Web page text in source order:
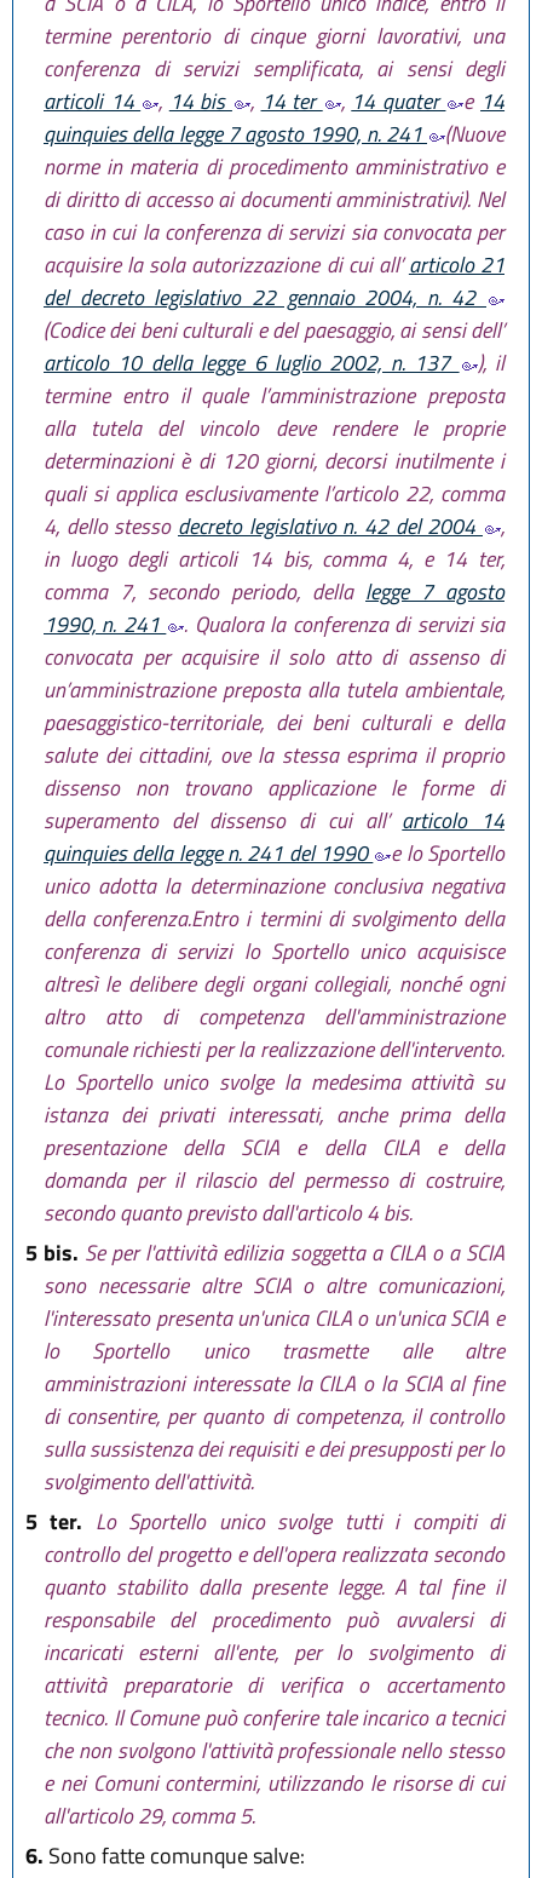
termine perentorio di cinque giorni lavorativi, una
conferenza di servizi semplificata, ai sensi degli
articoli 14
, 14 bis , 14 ter , 14 quater e 14
quinquies della legge 7 agosto 1990, n. 241
(Nuove
norme in materia di procedimento amministrativo e
di diritto di accesso ai documenti amministrativi). Nel
caso in cui la conferenza di servizi sia convocata per
acquisire la sola autorizzazione di cui all’articolo 21
del decreto legislativo 22 gennaio 2004, n. 42
(Codice dei beni culturali e del paesaggio, ai sensi dell’
articolo 10 della legge 6 luglio 2002, n. 137
), il
termine entro il quale l’amministrazione preposta
alla tutela del vincolo deve rendere le proprie
determinazioni è di 120 giorni, decorsi inutilmente i
quali si applica esclusivamente l’articolo 22, comma
4, dello stesso decreto legislativo n. 42 del 2004
,
in luogo degli articoli 14 bis, comma 4, e 14 ter,
comma 7, secondo periodo, della legge 7 agosto
1990, n. 241
. Qualora la conferenza di servizi sia
convocata per acquisire il solo atto di assenso di
un’amministrazione preposta alla tutela ambientale,
paesaggistico-territoriale, dei beni culturali e della
salute dei cittadini, ove la stessa esprima il proprio
dissenso non trovano applicazione le forme di
superamento del dissenso di cui all’ articolo 14
quinquies della legge n. 241 del 1990
e lo Sportello
unico adotta la determinazione conclusiva negativa
della conferenza.Entro i termini di svolgimento della
conferenza di servizi lo Sportello unico acquisisce
altresì le delibere degli organi collegiali, nonché ogni
altro atto di competenza dell'amministrazione
comunale richiesti per la realizzazione dell'intervento.
Lo Sportello unico svolge la medesima attività su
istanza dei privati interessati, anche prima della
presentazione della SCIA e della CILA e della
domanda per il rilascio del permesso di costruire,
secondo quanto previsto dall'articolo 4 bis.
5 bis. Se per l'attività edilizia soggetta a CILA o a SCIA
sono necessarie altre SCIA o altre comunicazioni,
l'interessato presenta un'unica CILA o un'unica SCIA e
lo Sportello unico trasmette alle altre
amministrazioni interessate la CILA o la SCIA al fine
di consentire, per quanto di competenza, il controllo
sulla sussistenza dei requisiti e dei presupposti per lo
svolgimento dell'attività.
5 ter. Lo Sportello unico svolge tutti i compiti di
controllo del progetto e dell'opera realizzata secondo
quanto stabilito dalla presente legge. A tal fine il
responsabile del procedimento può avvalersi di
incaricati esterni all'ente, per lo svolgimento di
attività preparatorie di verifica o accertamento
tecnico. Il Comune può conferire tale incarico a tecnici
che non svolgono l'attività professionale nello stesso
e nei Comuni contermini, utilizzando le risorse di cui
all'articolo 29, comma 5.
6. Sono fatte comunque salve: